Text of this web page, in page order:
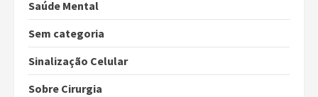
Saúde Mental
Sem categoria
Sinalização Celular
Sobre Cirurgia